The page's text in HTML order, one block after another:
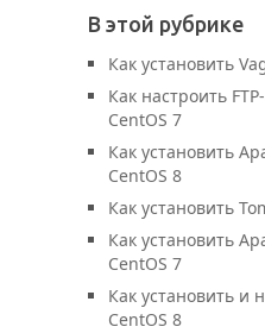
В этой рубрике
Как установить
Как настроить
CentOS 7
Как установить
CentOS 8
Как установить
Как установить
CentOS 7
Как установить и
CentOS 8